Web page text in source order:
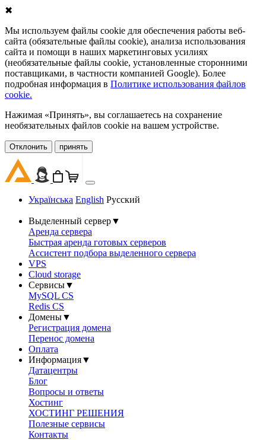
✖
Мы используем файлы cookie для обеспечения работы веб-
сайта (обязательные файлы cookie), анализа использования
сайта и помощи в наших маркетинговых усилиях
(необязательные файлы cookie, установленные сторонними
поставщиками, в частности компанией Google). Более
подробная информация в Политике использования файлов
cookie.
Нажимая «Принять», вы соглашаетесь на сохранение
необязательных файлов cookie на вашем устройстве.
Oтклонить принять
Українська English Русский
Выделенный сервер▼
Аренда сервера
Быстрая аренда готовых серверов
Ассистент подбора выделенного сервера
VPS
Cloud storage
Сервисы▼
MySQL CS
Redis CS
Домены▼
Регистрация домена
Перенос домена
Оплата
Информация▼
Датацентры
Блог
Вопросы и ответы
Хостинг
ХОСТИНГ РЕШЕНИЯ
Полезные сервисы
Контакты